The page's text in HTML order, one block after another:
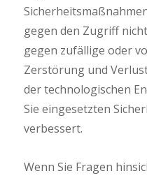
gegen den Zugriff
gegen zufällige oder
Zerstörung und
der technologischen
Sie eingesetzten
verbessert.
Wenn Sie Fragen